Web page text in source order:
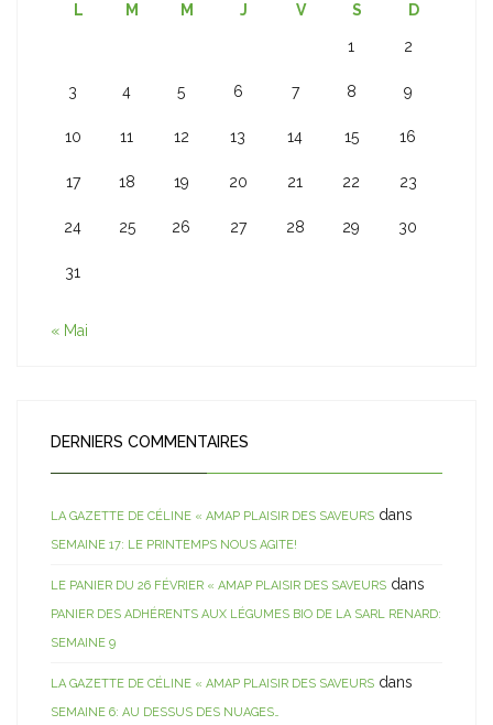
L M M J V S D
1 2
3 4 5 6 7 8 9
10 11 12 13 14 15 16
17 18 19 20 21 22 23
24 25 26 27 28 29 30
31
« Mai
DERNIERS COMMENTAIRES
LA GAZETTE DE CÉLINE « AMAP PLAISIR DES SAVEURS dans
SEMAINE 17: LE PRINTEMPS NOUS AGITE!
LE PANIER DU 26 FÉVRIER « AMAP PLAISIR DES SAVEURS dans
PANIER DES ADHÉRENTS AUX LÉGUMES BIO DE LA SARL RENARD:
SEMAINE 9
LA GAZETTE DE CÉLINE « AMAP PLAISIR DES SAVEURS dans
SEMAINE 6: AU DESSUS DES NUAGES…